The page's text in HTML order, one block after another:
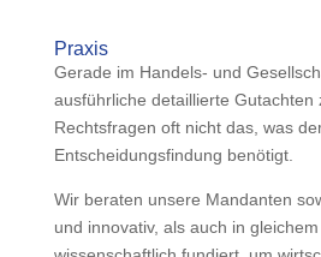
Praxis
Gerade im Handels- und
ausführliche detaillierte Gutachten
Rechtsfragen oft nicht das, was
Entscheidungsfindung benötigt.
Wir beraten unsere Mandanten
und innovativ, als auch in